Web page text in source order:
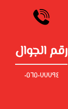
رقم الجوال
٠٥٦٥٠٧٧٧٩٤